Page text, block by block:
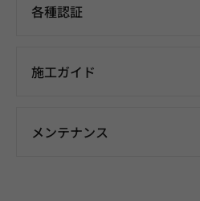
各種認証
施工ガイド
メンテナンス